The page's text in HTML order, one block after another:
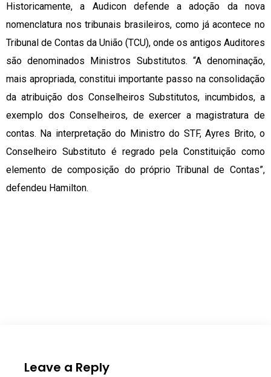
Historicamente, a Audicon defende a adoção da nova
nomenclatura nos tribunais brasileiros, como já acontece no
Tribunal de Contas da União (TCU), onde os antigos Auditores
são denominados Ministros Substitutos. “A denominação,
mais apropriada, constitui importante passo na consolidação
da atribuição dos Conselheiros Substitutos, incumbidos, a
exemplo dos Conselheiros, de exercer a magistratura de
contas. Na interpretação do Ministro do STF, Ayres Brito, o
Conselheiro Substituto é regrado pela Constituição como
elemento de composição do próprio Tribunal de Contas”,
defendeu Hamilton.
Leave a Reply